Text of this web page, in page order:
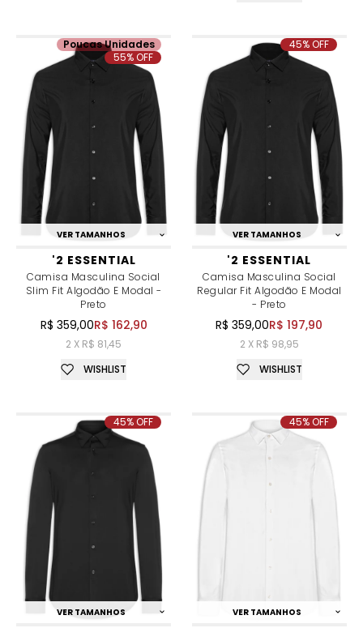
VER TAMANHOS
'2 ESSENTIAL
Camisa Masculina Social
Slim Fit Algodão E Modal -
Preto
R$ 359,00R$ 162,90
2 X R$ 81,45
Poucas Unidades
55% OFF
WISHLIST
VER TAMANHOS
'2 ESSENTIAL
Camisa Masculina Social
Regular Fit Algodão E Modal
- Preto
R$ 359,00R$ 197,90
2 X R$ 98,95
45% OFF
WISHLIST
VER TAMANHOS
45% OFF
VER TAMANHOS
45% OFF